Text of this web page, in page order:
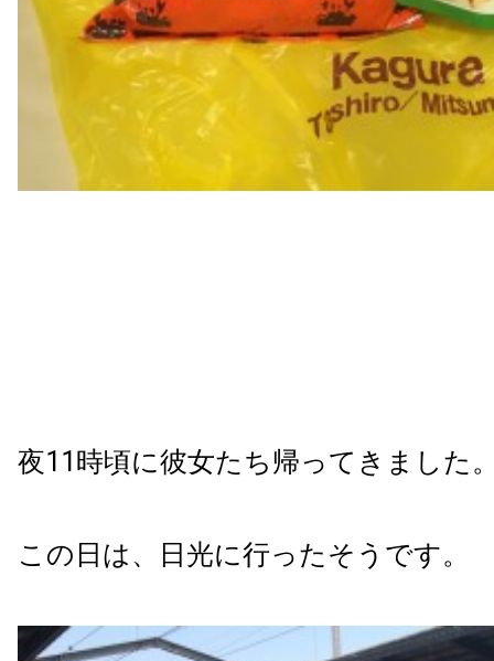
夜11時頃に彼女たち帰ってきました
この日は、日光に行ったそうです。